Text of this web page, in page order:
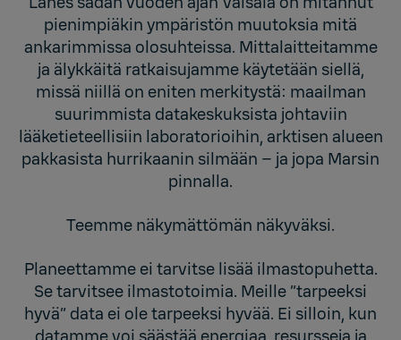
pienimpiäkin ympäristön muutoksia mitä
ankarimmissa olosuhteissa. Mittalaitteitamme
ja älykkäitä ratkaisujamme käytetään siellä,
missä niillä on eniten merkitystä: maailman
suurimmista datakeskuksista johtaviin
lääketieteellisiin laboratorioihin, arktisen alueen
pakkasista hurrikaanin silmään – ja jopa Marsin
pinnalla.
Teemme näkymättömän näkyväksi.
Planeettamme ei tarvitse lisää ilmastopuhetta.
Se tarvitsee ilmastotoimia. Meille ”tarpeeksi
hyvä” data ei ole tarpeeksi hyvää. Ei silloin, kun